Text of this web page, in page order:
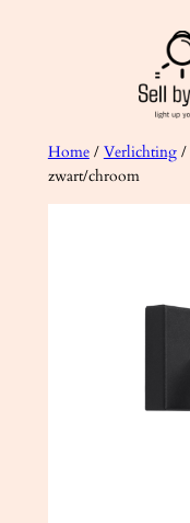
Home/ Verlichting/
zwart/chroom